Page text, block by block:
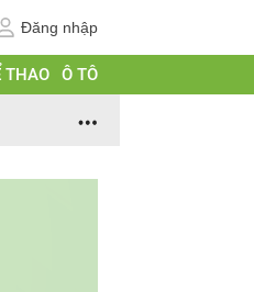
Đăng nhập
THAO Ô TÔ